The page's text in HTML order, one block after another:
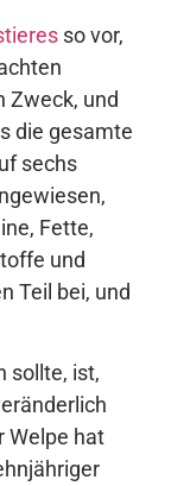
so vor,
Zweck, und
die gesamte
sechs
Fette,
und
Teil bei, und
sollte, ist,
Welpe hat